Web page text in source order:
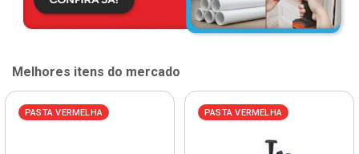
Melhores itens do mercado
PASTA VERMELHA PASTA VERMELHA